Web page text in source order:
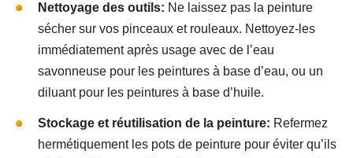
Nettoyage des outils: Ne laissez pas la peinture
sécher sur vos pinceaux et rouleaux. Nettoyez-les
immédiatement après usage avec de l’eau
savonneuse pour les peintures à base d’eau, ou un
diluant pour les peintures à base d’huile.
Stockage et réutilisation de la peinture: Refermez
hermétiquement les pots de peinture pour éviter qu’ils